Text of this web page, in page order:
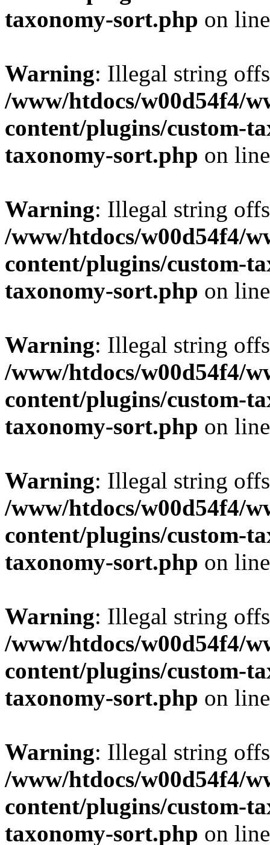
taxonomy-sort.php on
Warning: Illegal string
/www/htdocs/w00d54f4/
content/plugins/custom-
taxonomy-sort.php on
Warning: Illegal string
/www/htdocs/w00d54f4/
content/plugins/custom-
taxonomy-sort.php on
Warning: Illegal string
/www/htdocs/w00d54f4/
content/plugins/custom-
taxonomy-sort.php on
Warning: Illegal string
/www/htdocs/w00d54f4/
content/plugins/custom-
taxonomy-sort.php on
Warning: Illegal string
/www/htdocs/w00d54f4/
content/plugins/custom-
taxonomy-sort.php on
Warning: Illegal string
/www/htdocs/w00d54f4/
content/plugins/custom-
taxonomy-sort.php on